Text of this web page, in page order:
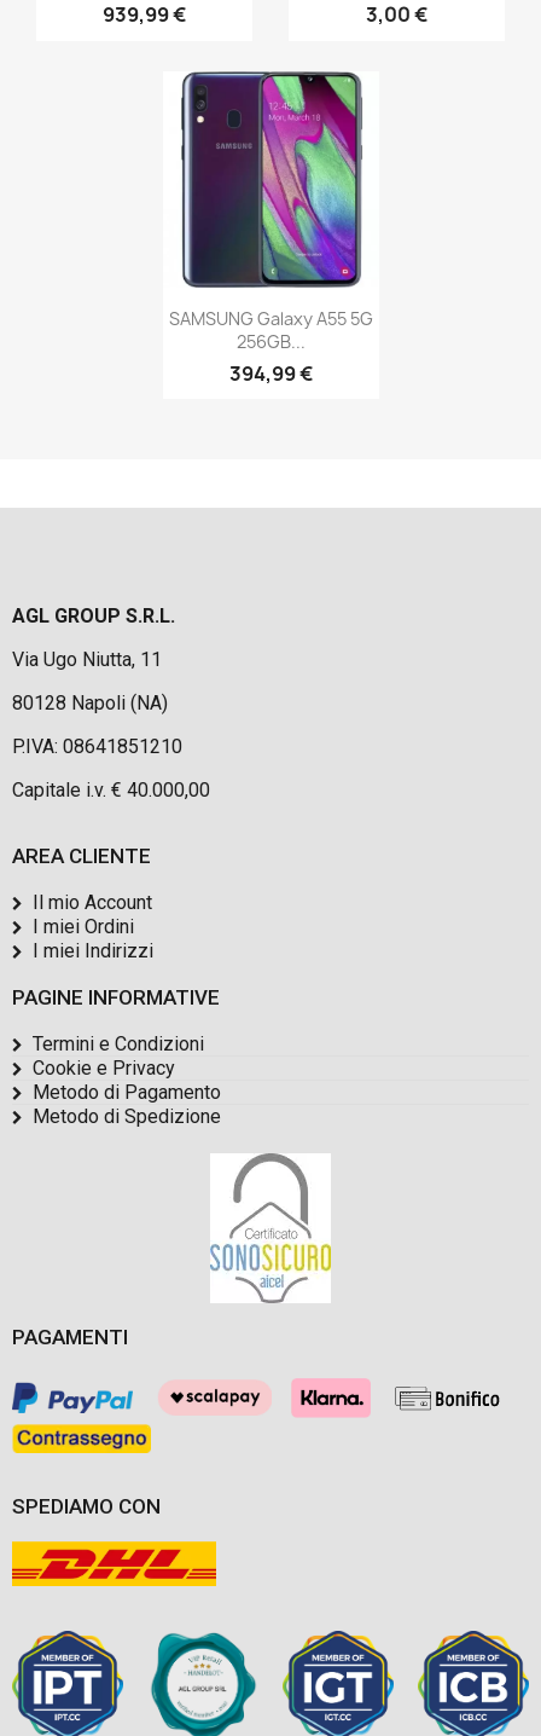
939,99 € 3,00 €
SAMSUNG Galaxy A55 5G
256GB...
394,99 €
AGL GROUP S.R.L.
Via Ugo Niutta, 11
80128 Napoli (NA)
P.IVA: 08641851210
Capitale i.v. € 40.000,00
AREA CLIENTE
Il mio Account
I miei Ordini
I miei Indirizzi
PAGINE INFORMATIVE
Termini e Condizioni
Cookie e Privacy
Metodo di Pagamento
Metodo di Spedizione
PAGAMENTI
SPEDIAMO CON